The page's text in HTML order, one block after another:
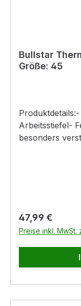
Bullstar
Größe: 45
Arbeitsstiefel-
besonders
Regulärer Preis:
47,99 €
Preise inkl. MwSt.